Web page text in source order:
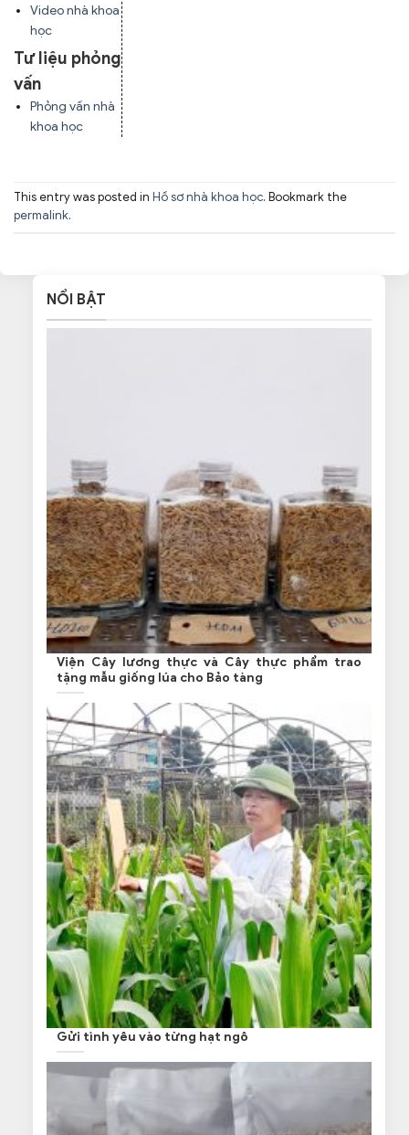
Video nhà khoa
học
Tư liệu phỏng
vấn
Phỏng vấn nhà
khoa học
This entry was posted in Hồ sơ nhà khoa học. Bookmark the
permalink.
NỔI BẬT
Viện Cây lương thực và Cây thực phẩm trao
tặng mẫu giống lúa cho Bảo tàng
Gửi tình yêu vào từng hạt ngô